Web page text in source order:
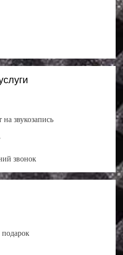
звукозапись
звонок
подарок